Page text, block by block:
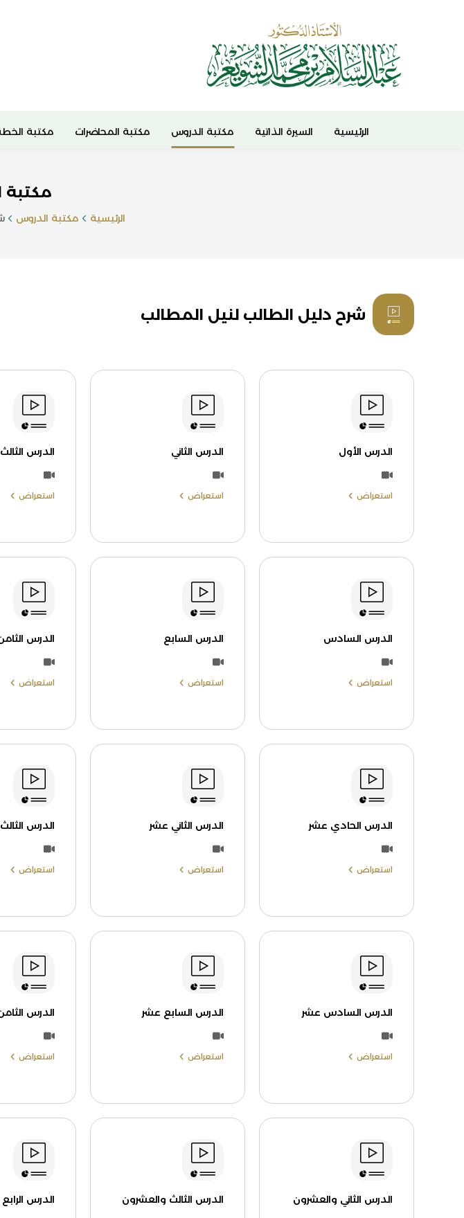
الرئيسية السيرة الذاتية مكتبة الدروس مكتبة المحاضرات مكتبة
مكتبة
الرئيسية مكتبة الدروس
شرح دليل الطالب لنيل المطالب
الدرس الأول
استعراض
الدرس الثاني
استعراض
الدرس الثالث
استعراض
الدرس السادس
استعراض
الدرس السابع
استعراض
الدرس
استعراض
الدرس الحادي عشر
استعراض
الدرس الثاني عشر
استعراض
الدرس
استعراض
الدرس السادس عشر
استعراض
الدرس السابع عشر
استعراض
الدرس
استعراض
الدرس الثاني والعشرون الدرس الثالث والعشرون الدرس